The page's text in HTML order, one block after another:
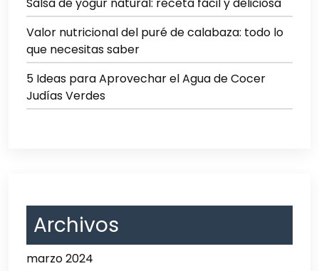
Valor nutricional del puré de calabaza: todo lo
que necesitas saber
5 Ideas para Aprovechar el Agua de Cocer
Judías Verdes
Archivos
marzo 2024